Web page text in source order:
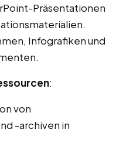
Präsentationen
Infografiken und
:
von
-archiven in